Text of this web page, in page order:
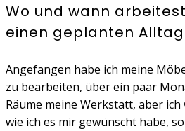
Wo und wann
einen geplanten
Angefangen habe ich meine
zu bearbeiten, über ein paar
Räume meine Werkstatt, aber
wie ich es mir gewünscht habe,